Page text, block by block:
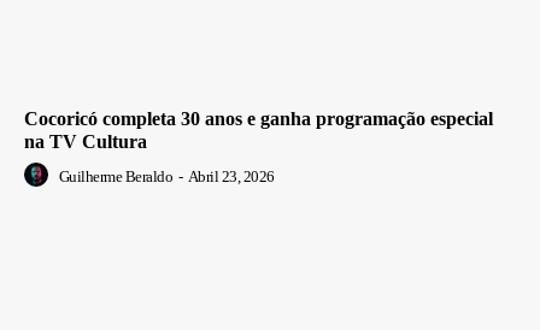
Cocoricó completa 30 anos e ganha programação especial
na TV Cultura
Guilherme Beraldo - Abril 23, 2026